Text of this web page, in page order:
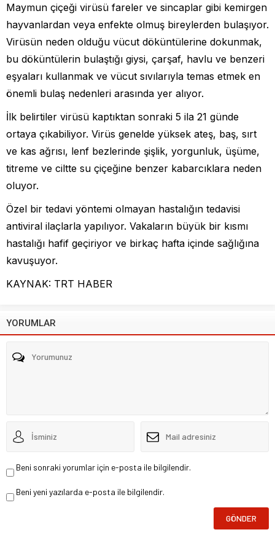
Maymun çiçeği virüsü fareler ve sincaplar gibi kemirgen
hayvanlardan veya enfekte olmuş bireylerden bulaşıyor.
Virüsün neden olduğu vücut döküntülerine dokunmak,
bu döküntülerin bulaştığı giysi, çarşaf, havlu ve benzeri
eşyaları kullanmak ve vücut sıvılarıyla temas etmek en
önemli bulaş nedenleri arasında yer alıyor.
İlk belirtiler virüsü kaptıktan sonraki 5 ila 21 günde
ortaya çıkabiliyor. Virüs genelde yüksek ateş, baş, sırt
ve kas ağrısı, lenf bezlerinde şişlik, yorgunluk, üşüme,
titreme ve ciltte su çiçeğine benzer kabarcıklara neden
oluyor.
Özel bir tedavi yöntemi olmayan hastalığın tedavisi
antiviral ilaçlarla yapılıyor. Vakaların büyük bir kısmı
hastalığı hafif geçiriyor ve birkaç hafta içinde sağlığına
kavuşuyor.
KAYNAK: TRT HABER
YORUMLAR
Beni sonraki yorumlar için e-posta ile bilgilendir.
Beni yeni yazılarda e-posta ile bilgilendir.